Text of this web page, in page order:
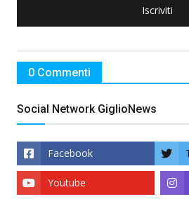
Iscriviti
0 Commenti
Social Network GiglioNews
Facebook
Youtube